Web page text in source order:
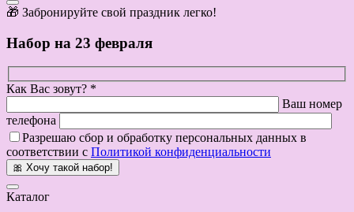
🎁 Забронируйте свой праздник легко!
Набор на 23 февраля
Как Вас зовут? *
Ваш номер
телефона
Разрешаю сбор и обработку персональных данных в
соответствии с Политикой конфиденциальности
🎀 Хочу такой набор!
Каталог